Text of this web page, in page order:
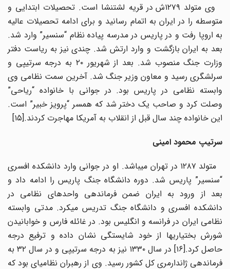
وی متولد ۱۲۷۹ش در قریه لشت­نشا است. تحصیلات ابتدایی و
متوسطه را در ایران به اتمام رسانید و برای ادامه تحصیلات عالیه
به اروپا رفت و در پاریس در مدرسه پیاده نظام “سن­سیر” وارد شد.
بعد به ایران بازگشت و وارد ارتش شد. چندی نیز به ریاست دفتر
وزارت جنگ منصوب شد. بعد از شهریور ۲۰ به درجه سرتیپی و
سرلشگری رسید و معاون وزیر جنگ شد. آخرین سمت نظامی وی
وابسته نظامی در پاریس بود. در جوانی با خانواده “ریاحی”
وصلت کرد و صاحب یک دختر شد که همسر “پرویز خبیر” است.
این خانواده چند سال قبل از انقلاب به آمریکا مهاجرت کردند.[۱۵]
سرتیپ محمود امینی
متولد ۱۲۸۷ در تهران می­باشد. او در جوانی وارد دانشکده افسری
“سن­سیر” پاریس شد. دوره دانشگاه جنگ پاریس را ادامه داد و
بعد از ورود به ایران ضمن فرماندهی واحدهای نظامی در
دانشکده افسری و دانشگاه جنگ تدریس می­کرد. مدتی وابسته
نظامی ایران در فرانسه و انگلیس بود. در غائله فارس و خوابانیدن
شورش بختیاری­ها از خود شایستگی نشان داده و ترفیع درجه
حاصل کرد.[۱۶] در سال ۱۳۳۰ نیز به درجه سرتیپی و در سال ۳۲ به
فرماندهی ژاندارمری کل کشور رسید. وی از رهبران نظامی­ای بود که